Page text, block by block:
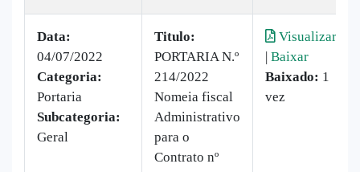
Data:
04/07/2022
Categoria:
Portaria
Subcategoria:
Geral
Titulo:
PORTARIA N.º
214/2022
Nomeia fiscal
Administrativo
para o
Contrato nº
Visualizar
| Baixar
Baixado: 1
vez